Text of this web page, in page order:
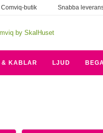
butik Snabba
KABLAR LJUD